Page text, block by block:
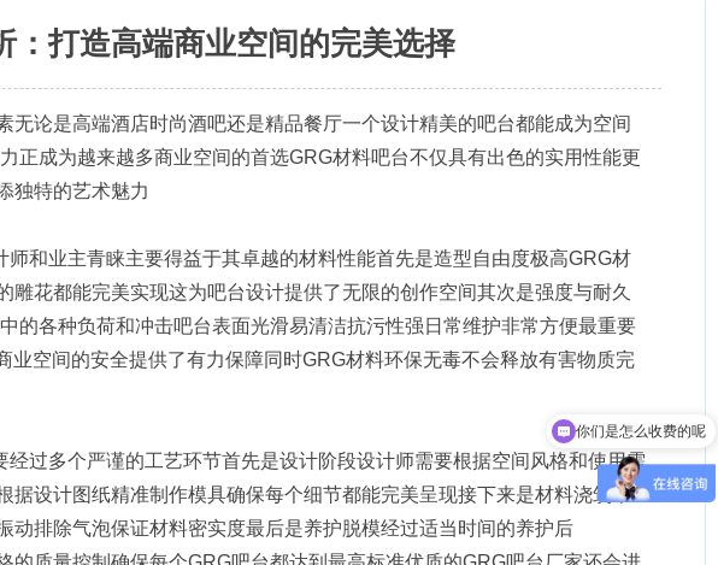
：打造高端商业空间的完美选择
论是高端酒店时尚酒吧还是精品餐厅一个设计精美的吧台都能成为空间
正成为越来越多商业空间的首选GRG材料吧台不仅具有出色的实用性能更
独特的艺术魅力
和业主青睐主要得益于其卓越的材料性能首先是造型自由度极高GRG材
花都能完美实现这为吧台设计提供了无限的创作空间其次是强度与耐久
的各种负荷和冲击吧台表面光滑易清洁抗污性强日常维护非常方便最重要
空间的安全提供了有力保障同时GRG材料环保无毒不会释放有害物质完
过多个严谨的工艺环节首先是设计阶段设计师需要根据空间风格和使用需
设计图纸精准制作模具确保每个细节都能完美呈现接下来是材料浇筑采
动排除气泡保证材料密实度最后是养护脱模经过适当时间的养护后
现在有优惠活动吗